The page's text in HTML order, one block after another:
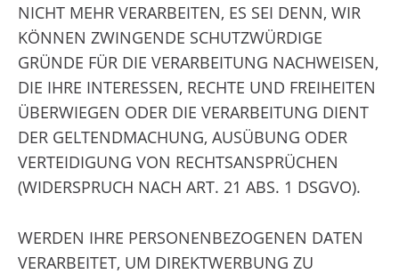
NICHT MEHR VERARBEITEN, ES SEI DENN, WIR
KÖNNEN ZWINGENDE SCHUTZWÜRDIGE
GRÜNDE FÜR DIE VERARBEITUNG NACHWEISEN,
DIE IHRE INTERESSEN, RECHTE UND FREIHEITEN
ÜBERWIEGEN ODER DIE VERARBEITUNG DIENT
DER GELTENDMACHUNG, AUSÜBUNG ODER
VERTEIDIGUNG VON RECHTSANSPRÜCHEN
(WIDERSPRUCH NACH ART. 21 ABS. 1 DSGVO).
WERDEN IHRE PERSONENBEZOGENEN DATEN
VERARBEITET, UM DIREKTWERBUNG ZU